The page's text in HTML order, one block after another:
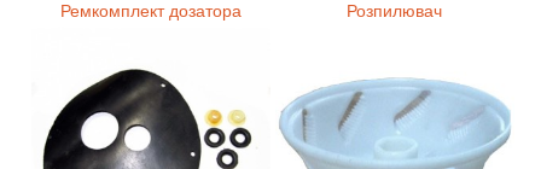
Ремкомплект дозатора Розпилювач